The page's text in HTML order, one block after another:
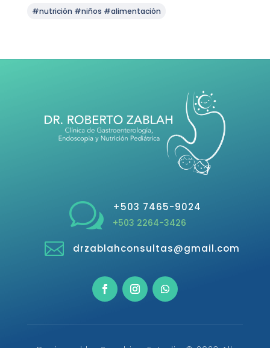
#nutrición #niños #alimentación
w +503 7465-9024
+503 2264-3426
 drzablahconsultas@gmail.com